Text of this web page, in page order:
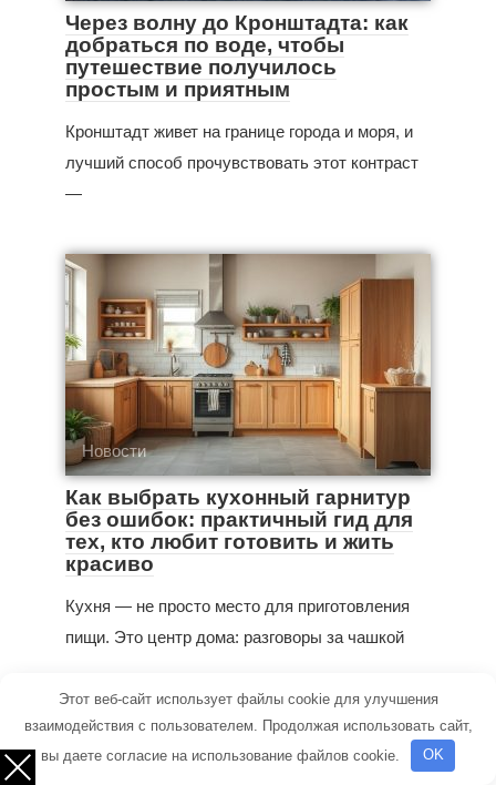
Через волну до Кронштадта: как
добраться по воде, чтобы
путешествие получилось
простым и приятным
Кронштадт живет на границе города и моря, и
лучший способ прочувствовать этот контраст
—
Новости
Как выбрать кухонный гарнитур
без ошибок: практичный гид для
тех, кто любит готовить и жить
красиво
Кухня — не просто место для приготовления
пищи. Это центр дома: разговоры за чашкой
Этот веб-сайт использует файлы cookie для улучшения
взаимодействия с пользователем. Продолжая использовать сайт,
вы даете согласие на использование файлов cookie.
OK